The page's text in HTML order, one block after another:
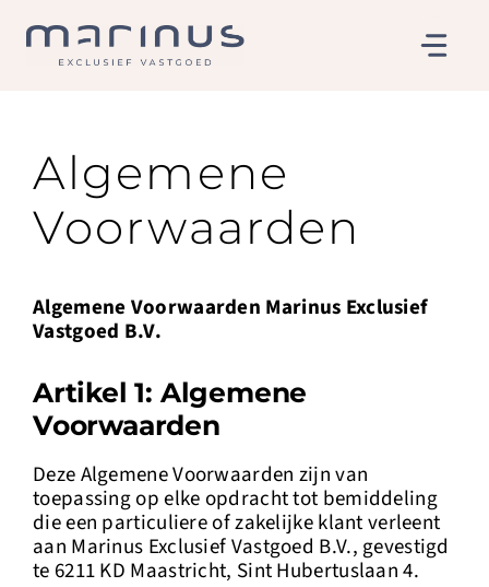
naar
Algemene
Voorwaarden
Algemene Voorwaarden Marinus Exclusief
Vastgoed B.V.
Artikel 1: Algemene
Voorwaarden
Deze Algemene Voorwaarden zijn van
toepassing op elke opdracht tot bemiddeling
die een particuliere of zakelijke klant verleent
aan Marinus Exclusief Vastgoed B.V., gevestigd
te 6211 KD Maastricht, Sint Hubertuslaan 4.